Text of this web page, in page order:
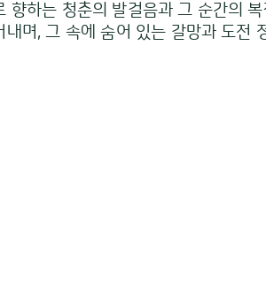
하는 청춘의 발걸음과 그 순간의 복
며, 그 속에 숨어 있는 갈망과 도전